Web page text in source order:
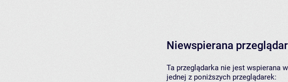
Niewspierana
Ta przeglądarka nie jest wspierana
jednej z poniższych przeglądarek: